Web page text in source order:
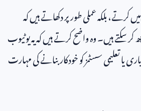
بلکہ عملی طور پر دکھاتے ہیں کہ
سکتے ہیں۔ وہ واضح کرتے ہیں کہ یہ یوٹیوب
یا تعلیمی سسٹمز کو خودکار بنانے کی مہارت